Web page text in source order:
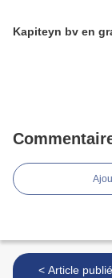
Kapiteyn bv en
< Article publié depuis